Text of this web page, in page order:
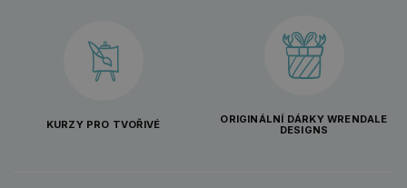
KURZY PRO TVOŘIVÉ
ORIGINÁLNÍ DÁRKY WRENDALE
DESIGNS